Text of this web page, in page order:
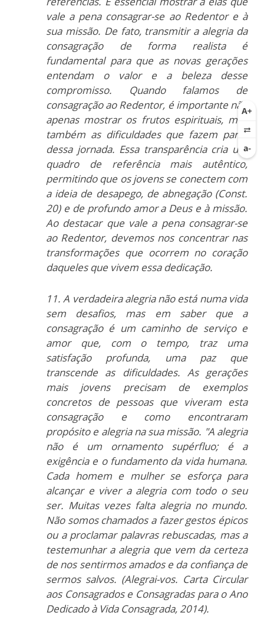
vale a pena consagrar-se ao Redentor e à
sua missão. De fato, transmitir a alegria da
consagração de forma realista é
fundamental para que as novas gerações
entendam o valor e a beleza desse
compromisso. Quando falamos de
consagração ao Redentor, é importante não
apenas mostrar os frutos espirituais, mas
também as dificuldades que fazem parte
dessa jornada. Essa transparência cria um
quadro de referência mais autêntico,
permitindo que os jovens se conectem com
a ideia de desapego, de abnegação (Const.
20) e de profundo amor a Deus e à missão.
Ao destacar que vale a pena consagrar-se
ao Redentor, devemos nos concentrar nas
transformações que ocorrem no coração
daqueles que vivem essa dedicação.
11. A verdadeira alegria não está numa vida
sem desafios, mas em saber que a
consagração é um caminho de serviço e
amor que, com o tempo, traz uma
satisfação profunda, uma paz que
transcende as dificuldades. As gerações
mais jovens precisam de exemplos
concretos de pessoas que viveram esta
consagração e como encontraram
propósito e alegria na sua missão. "A alegria
não é um ornamento supérfluo; é a
exigência e o fundamento da vida humana.
Cada homem e mulher se esforça para
alcançar e viver a alegria com todo o seu
ser. Muitas vezes falta alegria no mundo.
Não somos chamados a fazer gestos épicos
ou a proclamar palavras rebuscadas, mas a
testemunhar a alegria que vem da certeza
de nos sentirmos amados e da confiança de
sermos salvos. (Alegrai-vos. Carta Circular
aos Consagrados e Consagradas para o Ano
Dedicado à Vida Consagrada, 2014).